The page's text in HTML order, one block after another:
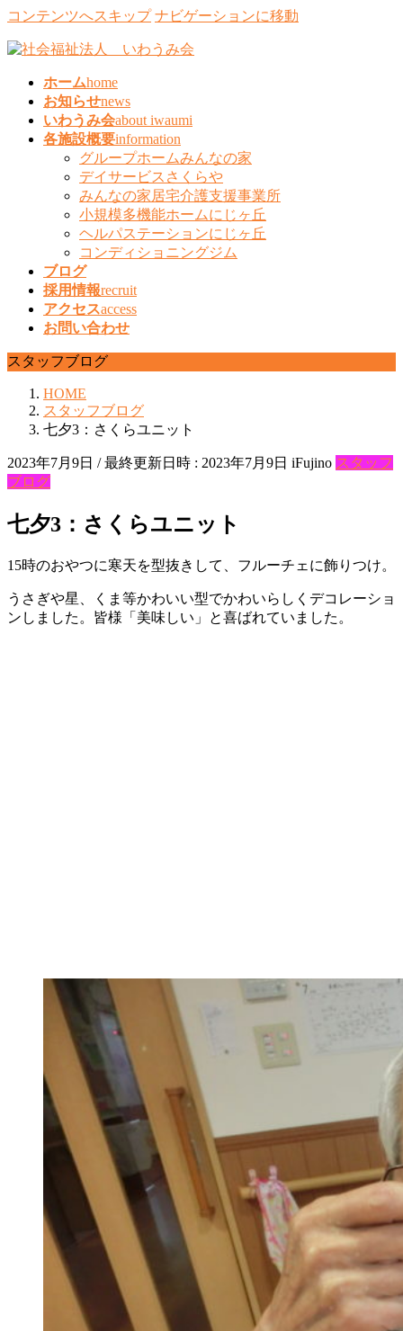
コンテンツへスキップ ナビゲーションに移動
ホームhome
お知らせnews
いわうみ会about iwaumi
各施設概要information
グループホームみんなの家
デイサービスさくらや
みんなの家居宅介護支援事業所
小規模多機能ホームにじヶ丘
ヘルパステーションにじヶ丘
コンディショニングジム
ブログ
採用情報recruit
アクセスaccess
お問い合わせ
スタッフブログ
HOME
スタッフブログ
七夕3：さくらユニット
2023年7月9日 / 最終更新日時 : 2023年7月9日 iFujino スタッフ
ブログ
七夕3：さくらユニット
15時のおやつに寒天を型抜きして、フルーチェに飾りつけ。
うさぎや星、くま等かわいい型でかわいらしくデコレーショ
ンしました。皆様「美味しい」と喜ばれていました。